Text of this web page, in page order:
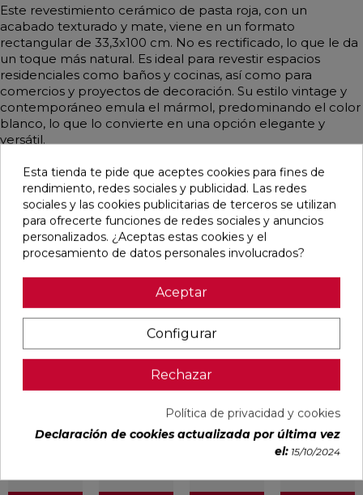
Este revestimiento cerámico de pasta roja, con un
acabado texturado y mate, viene en un formato
rectangular de 33,3x100 cm. No es rectificado, lo que le da
un toque más natural. Es ideal para revestir espacios
residenciales como baños y cocinas, así como para
comercios y proyectos de decoración. Su estilo vintage y
contemporáneo emula el mármol, predominando el color
blanco, lo que lo convierte en una opción elegante y
versátil.
Pensamos que te puede interesar
ALLISON
BLANCO
RECTIFICADO
22,87 €
favorite
OIKOS GOLD
PULIDO
30X60
RECTIFICADO
35,15 €
favorite
OIKOS BLUE
PULIDO
30X60
35,15 €
favorite
BLANCO
PULIDO
PVP
40,54 €
/m²
(IVA
Esta tienda te pide que aceptes cookies para fines de
rendimiento, redes sociales y publicidad. Las redes
sociales y las cookies publicitarias de terceros se utilizan
para ofrecerte funciones de redes sociales y anuncios
personalizados. ¿Aceptas estas cookies y el
procesamiento de datos personales involucrados?
Aceptar
Configurar
Rechazar
Política de privacidad y cookies
Declaración de cookies actualizada por última vez
el: 15/10/2024